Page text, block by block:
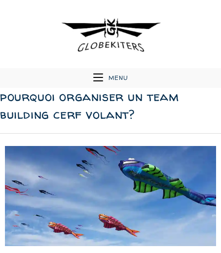
MENU
pourquoi organiser un team
building cerf volant?